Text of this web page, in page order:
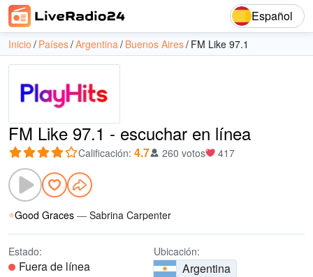
Español
Inicio Países Argentina Buenos Aires FM Like 97.1
FM Like 97.1 - escuchar en línea
Calificación: 4.7 260 votos 417
Good Graces — Sabrina Carpenter
Estado:
Fuera de línea
Ubicación:
Argentina